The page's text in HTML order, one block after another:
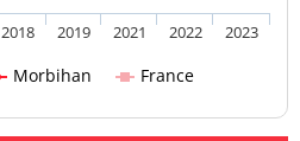
Morbihan France
2018 2019 2021 2022 2023